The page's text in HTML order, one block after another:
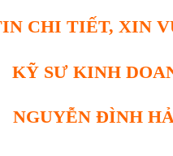
CHI TIẾT, XIN
KỸ SƯ KINH
NGUYỄN ĐÌNH